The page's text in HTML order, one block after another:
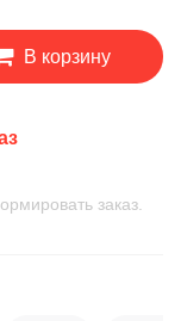
В корзину
заказ.